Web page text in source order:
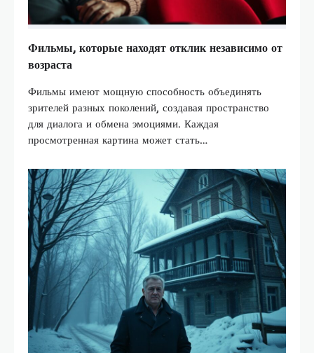
Фильмы, которые находят отклик независимо от
возраста
Фильмы имеют мощную способность объединять
зрителей разных поколений, создавая пространство
для диалога и обмена эмоциями. Каждая
просмотренная картина может стать…